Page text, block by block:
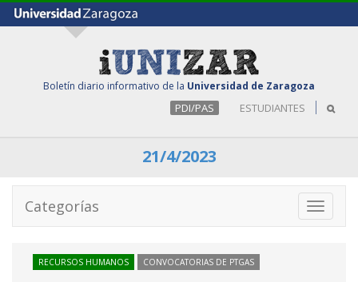
Boletín diario informativo de la Universidad de Zaragoza
PDI/PAS ESTUDIANTES
21/4/2023
Toggle
Categorías
RECURSOS HUMANOS CONVOCATORIAS DE PTGAS